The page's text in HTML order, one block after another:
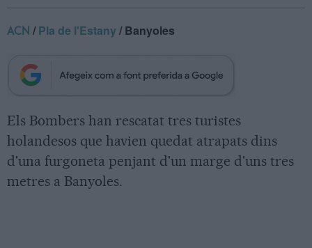
ACN /Pla de l'Estany / Banyoles
Els Bombers han rescatat tres turistes
holandesos que havien quedat atrapats dins
d'una furgoneta penjant d'un marge d'uns tres
metres a Banyoles.